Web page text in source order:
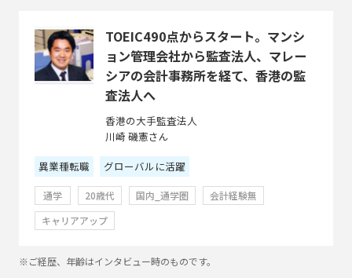
TOEIC490点からスタート。マンシ
ョン管理会社から監査法人、マレー
シアの会計事務所を経て、香港の監
査法人へ
香港の大手監査法人
川崎 磯憲さん
異業種転職
グローバルに活躍
通学 20歳代 国内_通学圏
会計経験無
キャリアアップ
※ご経歴、年齢はインタビュー時のものです。